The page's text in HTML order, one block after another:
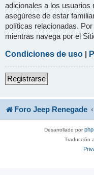
adicionales a los usuarios
asegúrese de estar
políticas relacionadas.
mientras navega por el
Condiciones de uso |
Registrarse
Foro Jeep Renegade
Desarrollado por
Traducción